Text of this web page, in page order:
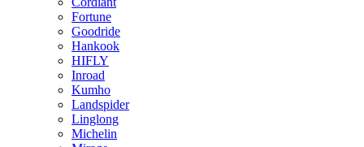
Fortune
Goodride
Hankook
HIFLY
Inroad
Kumho
Landspider
Linglong
Michelin